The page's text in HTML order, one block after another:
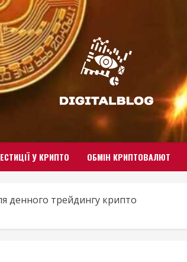
У КРИПТО ОБМІН КРИПТОВАЛЮТ
денного трейдингу крипто